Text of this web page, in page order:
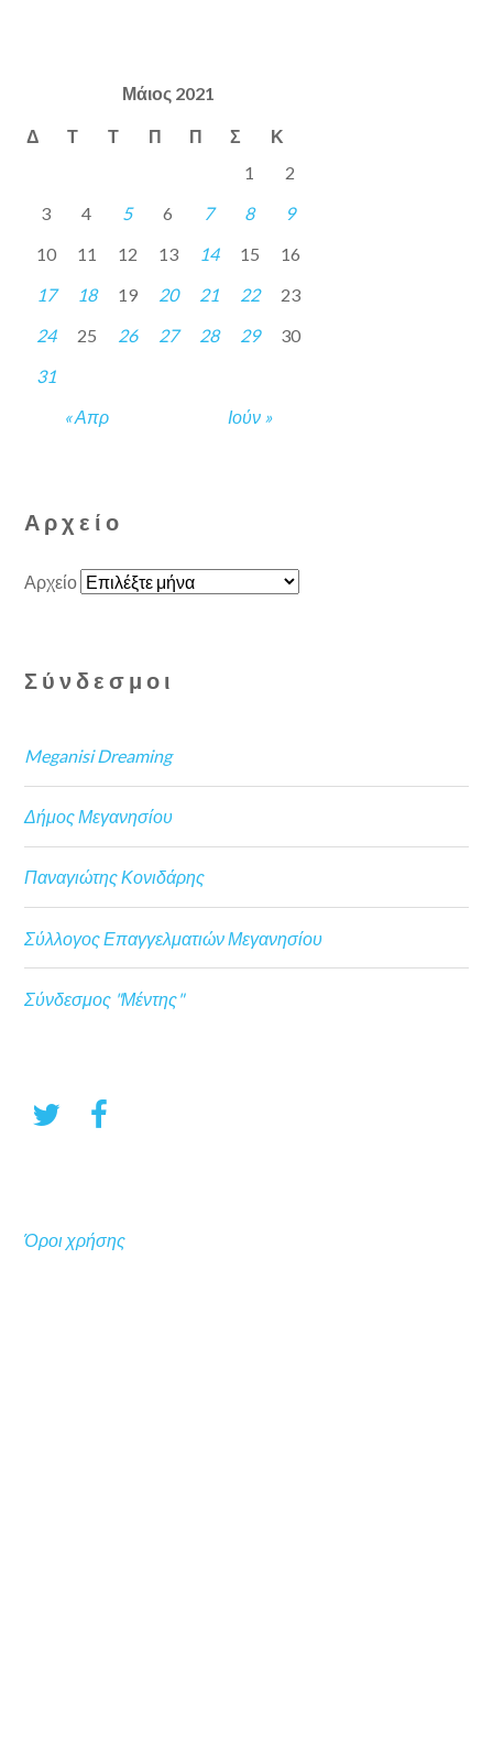
Μάιος 2021
Δ Τ Τ Π Π Σ Κ
« Απρ Ιούν »
1
2
3
4 5 6 7 8
9
10
11 12 13 14 15
16
17
18 19 20 21 22
23
24
25 26 27 28 29
30
31
Αρχείο
Αρχείο
Σύνδεσμοι
Meganisi Dreaming
Δήμος Μεγανησίου
Παναγιώτης Κονιδάρης
Σύλλογος Επαγγελματιών Μεγανησίου
Σύνδεσμος "Μέντης"
Όροι χρήσης